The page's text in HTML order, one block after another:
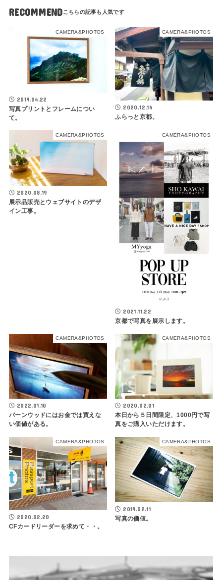
RECOMMEND
CAMERA&PHOTOS
2019.04.22
写真プリントとフレームについ
て。
CAMERA&PHOTOS
2020.12.14
ふらっと京都。
CAMERA&PHOTOS
2020.08.19
展示品販売とウェブサイトのデザ
イン工事。
CAMERA&PHOTOS
2021.11.22
京都で写真を展示します。
CAMERA&PHOTOS
2022.01.10
バーンウッドにはお金では買えな
い価値がある。
CAMERA&PHOTOS
2020.02.01
本日から５日間限定、1000円で写
真をご購入いただけます。
CAMERA&PHOTOS
2020.02.20
CFカードリーダーを求めて・・。
CAMERA&PHOTOS
2019.02.11
写真の価値。